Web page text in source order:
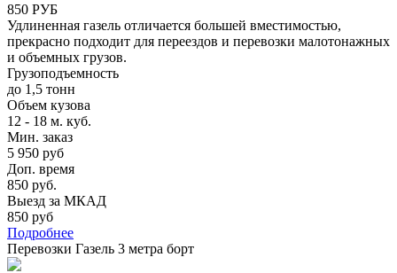
850 РУБ
Удлиненная газель отличается большей вместимостью,
прекрасно подходит для переездов и перевозки малотонажных
и объемных грузов.
Грузоподъемность
до 1,5 тонн
Объем кузова
12 - 18 м. куб.
Мин. заказ
5 950 руб
Доп. время
850 руб.
Выезд за МКАД
850 руб
Подробнее
Перевозки Газель 3 метра борт